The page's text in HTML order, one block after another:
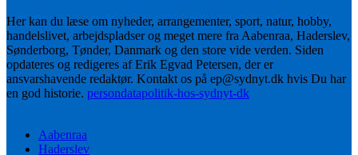
Her kan du læse om nyheder, arrangementer, sport, natur, hobby,
handelslivet, arbejdspladser og meget mere fra Aabenraa, Haderslev,
Sønderborg, Tønder, Danmark og den store vide verden. Siden
opdateres og redigeres af Erik Egvad Petersen, der er
ansvarshavende redaktør. Kontakt os på ep@sydnyt.dk hvis Du har
en god historie. persondatapolitik-hos-sydnyt-dk
Aabenraa
Haderslev